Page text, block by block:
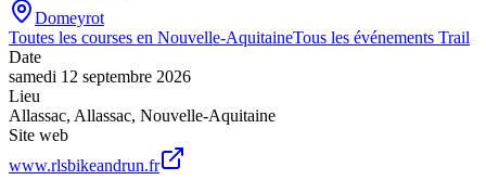
Domeyrot
Toutes les courses en Nouvelle-AquitaineTous les événements Trail
Date
samedi 12 septembre 2026
Lieu
Allassac, Allassac, Nouvelle-Aquitaine
Site web
www.rlsbikeandrun.fr